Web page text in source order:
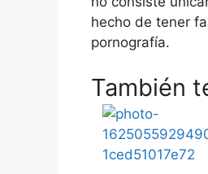
hecho de tener
pornografía.
También